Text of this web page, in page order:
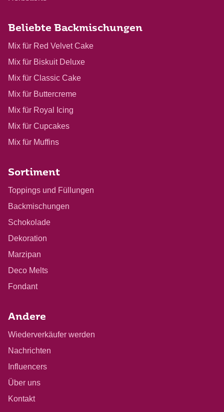
Beliebte Backmischungen
Mix für Red Velvet Cake
Mix für Biskuit Deluxe
Mix für Classic Cake
Mix für Buttercreme
Mix für Royal Icing
Mix für Cupcakes
Mix für Muffins
Sortiment
Toppings und Füllungen
Backmischungen
Schokolade
Dekoration
Marzipan
Deco Melts
Fondant
Andere
Wiederverkäufer werden
Nachrichten
Influencers
Über uns
Kontakt